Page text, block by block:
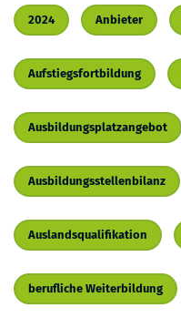
2024 Anbieter
Aufstiegsfortbildung
Ausbildungsplatzangebot
Ausbildungsstellenbilanz
Auslandsqualifikation
berufliche Weiterbildung